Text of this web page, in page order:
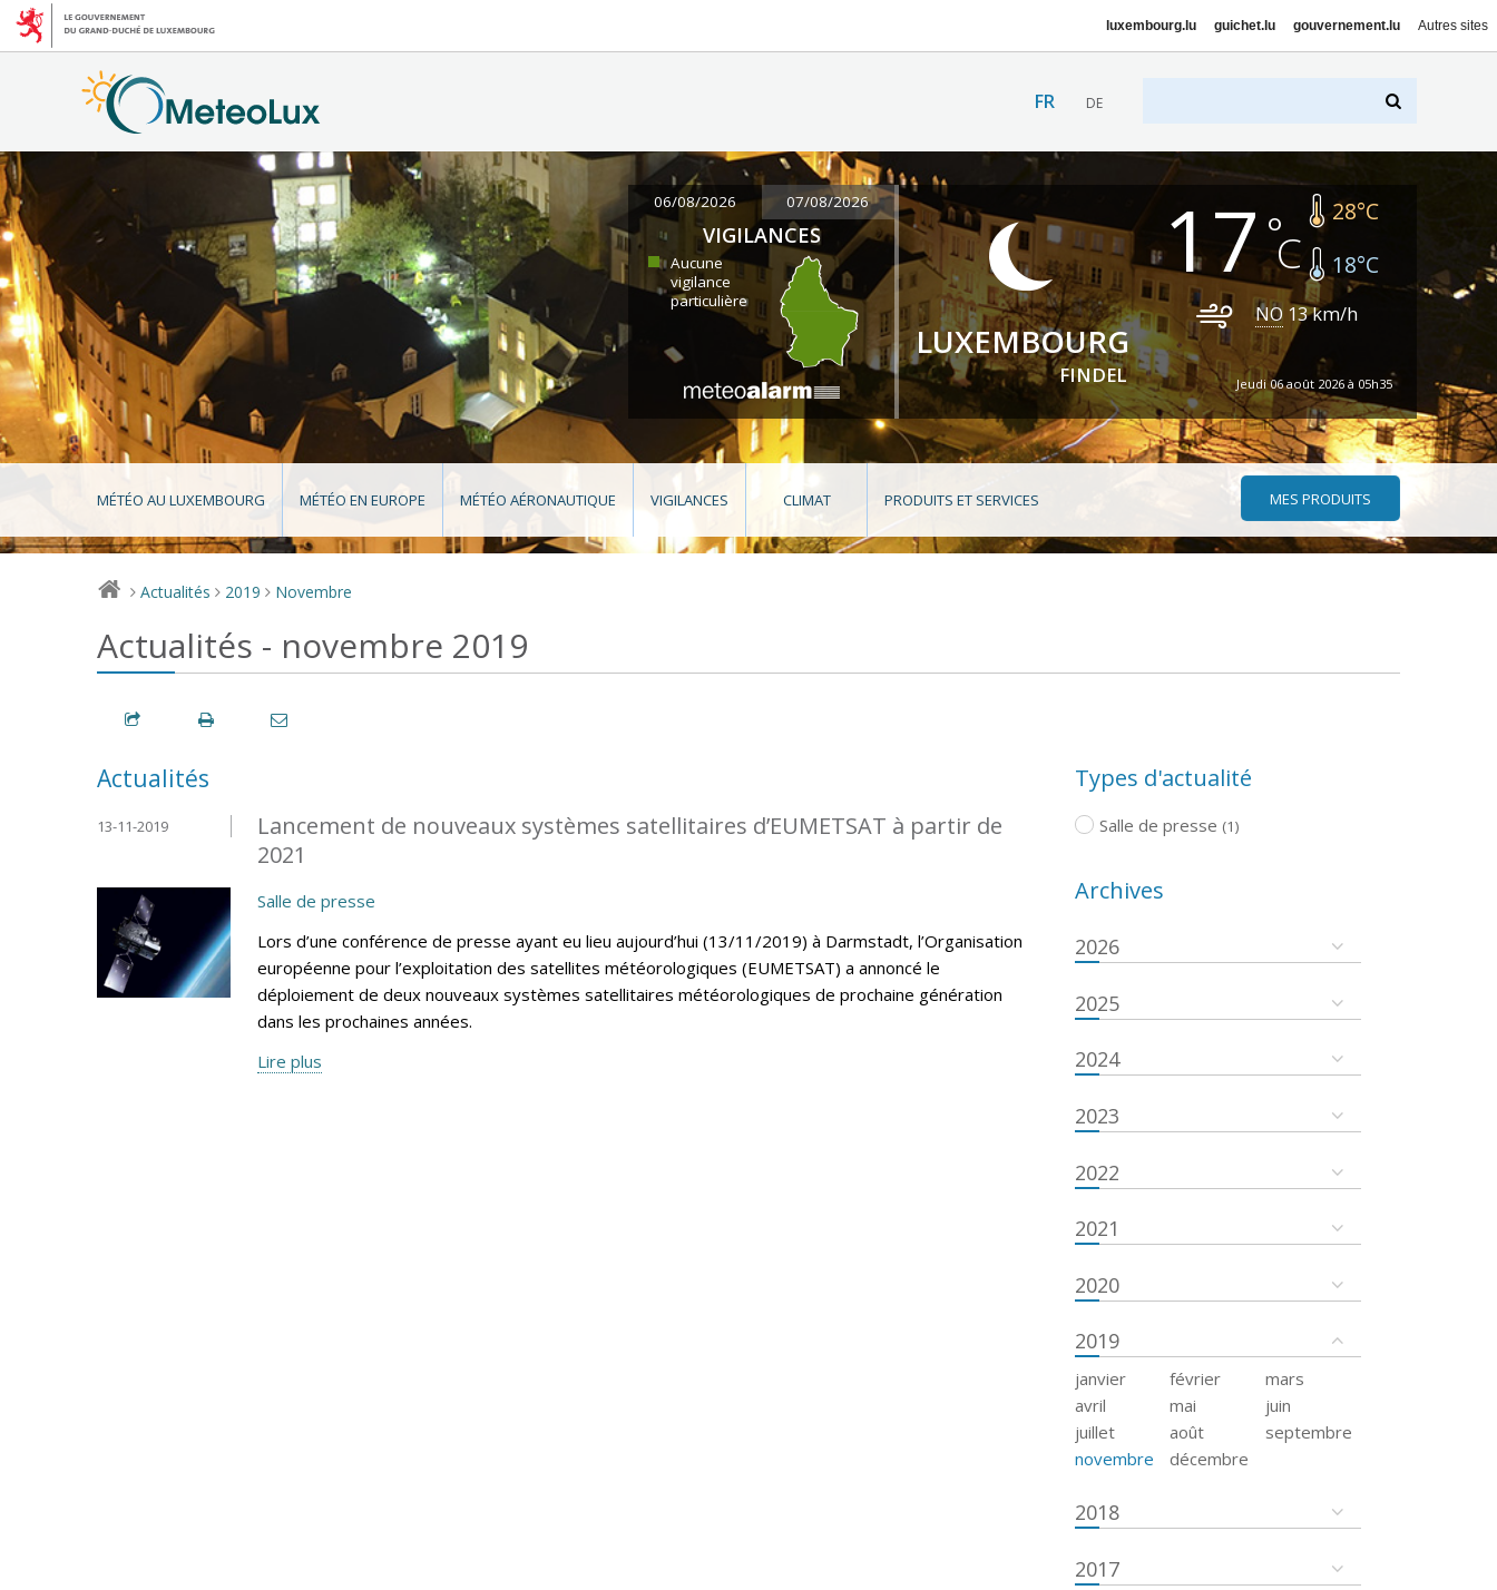
luxembourg.lu guichet.lu gouvernement.lu Autres sites
FR DE
06/08/2026 07/08/2026
VIGILANCES
Aucune
vigilance
particulière
LUXEMBOURG
FINDEL
17 28°C
18°C
NO 13km/h
Jeudi 06 août 2026 à 05h35
MÉTÉO AU LUXEMBOURG MÉTÉO EN EUROPE MÉTÉO AÉRONAUTIQUE VIGILANCES CLIMAT PRODUITS ET SERVICES MES PRODUITS
> Actualités > 2019 > Novembre
Actualités - novembre 2019
Actualités
Lancement de nouveaux systèmes satellitaires d’EUMETSAT à partir de
2021
13-11-2019
Salle de presse
Lors d’une conférence de presse ayant eu lieu aujourd’hui (13/11/2019) à Darmstadt, l’Organisation
européenne pour l’exploitation des satellites météorologiques (EUMETSAT) a annoncé le
déploiement de deux nouveaux systèmes satellitaires météorologiques de prochaine génération
dans les prochaines années.
Lire plus
Types d'actualité
Salle de presse (1)
Archives
2026
2025
2024
2023
2022
2021
2020
2019
janvier février
mars
avril
mai
juin
juillet
août
septembre
novembre
décembre
2018
2017